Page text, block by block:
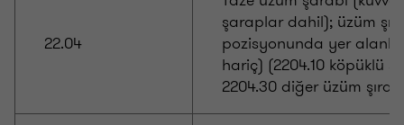
22.04
şaraplar dahil); üzüm
pozisyonunda yer
hariç) (2204.10 köpüklü
2204.30 diğer üzüm